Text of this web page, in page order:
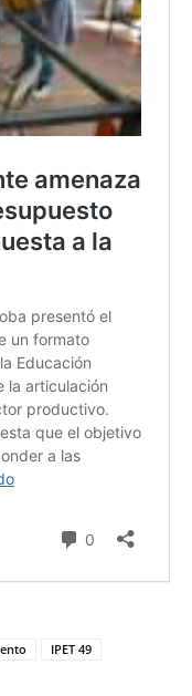
IPET 49